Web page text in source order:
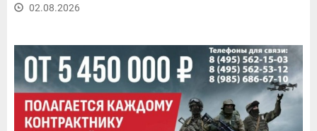
02.08.2026